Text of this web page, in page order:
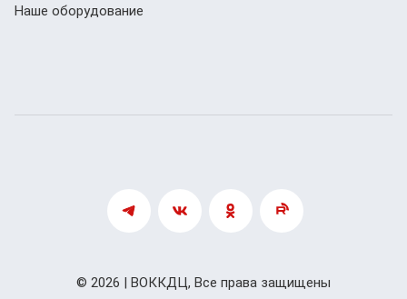
Наше оборудование
© 2026 | ВОККДЦ, Все права защищены